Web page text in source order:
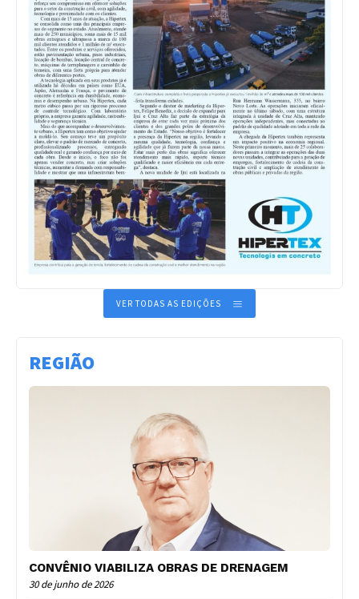
VER TODAS AS EDIÇÕES
REGIÃO
CONVÊNIO VIABILIZA OBRAS DE DRENAGEM
30 de junho de 2026